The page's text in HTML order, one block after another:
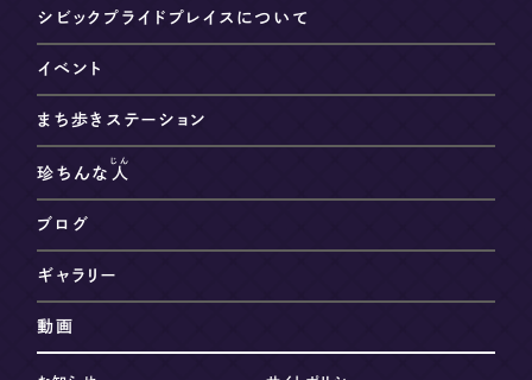
シビックプライドプレイスについて
イベント
まち歩きステーション
珍ちんな 人
じん
ブログ
ギャラリー
動画